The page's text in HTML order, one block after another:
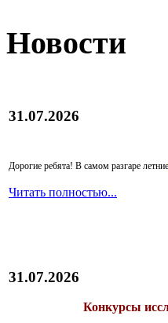
Новости
31.07.2026
Дорогие ребята! В самом разгаре летние
Читать полностью...
31.07.2026
Конкурсы